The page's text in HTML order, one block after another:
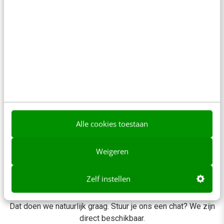
Alle cookies toestaan
Weigeren
Zelf instellen
Hoe komt de score tot stand, en zijn de
Toch nog extra advies of
Dat doen we natuurlijk graag. Stuur je ons een chat? We zijn
direct beschikbaar.